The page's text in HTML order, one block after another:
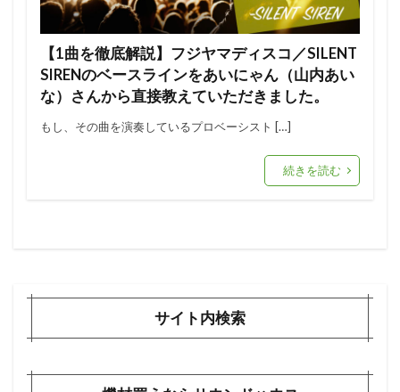
【1曲を徹底解説】フジヤマディスコ／SILENT
SIRENのベースラインをあいにゃん（山内あい
な）さんから直接教えていただきました。
もし、その曲を演奏しているプロベーシスト […]
続きを読む
サイト内検索